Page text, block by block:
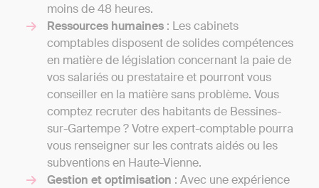
moins de 48 heures.
Ressources humaines : Les cabinets
comptables disposent de solides compétences
en matière de législation concernant la paie de
vos salariés ou prestataire et pourront vous
conseiller en la matière sans problème. Vous
comptez recruter des habitants de Bessines-
sur-Gartempe ? Votre expert-comptable pourra
vous renseigner sur les contrats aidés ou les
subventions en Haute-Vienne.
Gestion et optimisation : Avec une expérience